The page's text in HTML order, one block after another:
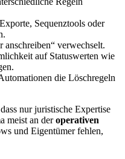
Sequenztools oder
verwechselt.
auf Statuswerten wie
die Löschregeln
nur juristische Expertise
meist an deroperativen
und Eigentümer fehlen,